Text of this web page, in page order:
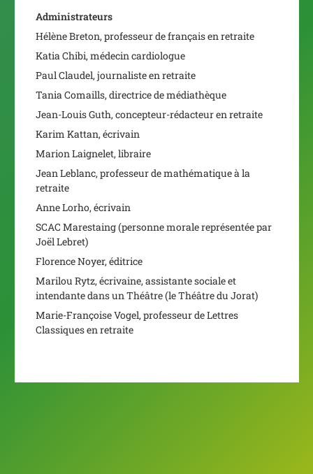
Administrateurs
Hélène Breton, professeur de français en retraite
Katia Chibi, médecin cardiologue
Paul Claudel, journaliste en retraite
Tania Comaills, directrice de médiathèque
Jean-Louis Guth, concepteur-rédacteur en retraite
Karim Kattan, écrivain
Marion Laignelet, libraire
Jean Leblanc, professeur de mathématique à la
retraite
Anne Lorho, écrivain
SCAC Marestaing (personne morale représentée par
Joël Lebret)
Florence Noyer, éditrice
Marilou Rytz, écrivaine, assistante sociale et
intendante dans un Théâtre (le Théâtre du Jorat)
Marie-Françoise Vogel, professeur de Lettres
Classiques en retraite